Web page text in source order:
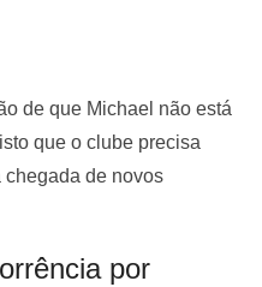
de que Michael não está
que o clube precisa
de novos
por